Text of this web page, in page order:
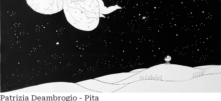
Patrizia Deambrogio - Pita